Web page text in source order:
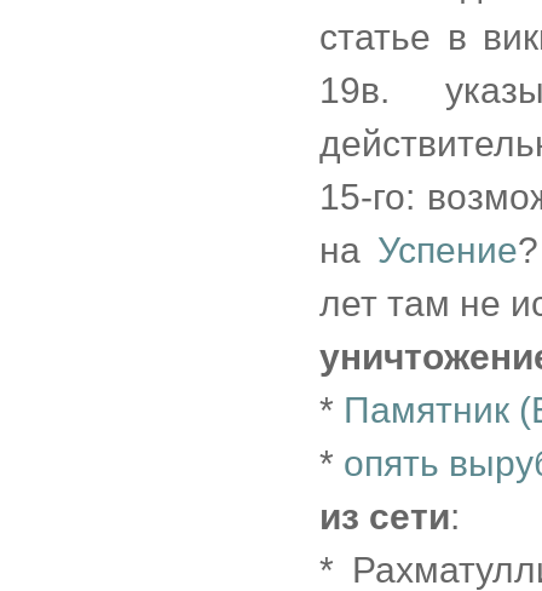
статье в
19в.
15-го:
на Успение
лет там не
* Памятник
* опять
из сети:
*